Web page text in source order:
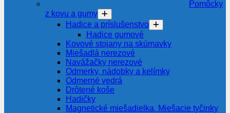
Pomôcky
z kovu a gumy
Hadice a príslušenstvo
Hadice gumové
Kovové stojany na skúmavky
Miešadlá nerezové
Navážačky nerezové
Odmerky, nádobky a kelímky
Odmerné vedrá
Drôtené koše
Hadičky
Magnetické miešadielka, Miešacie tyčinky